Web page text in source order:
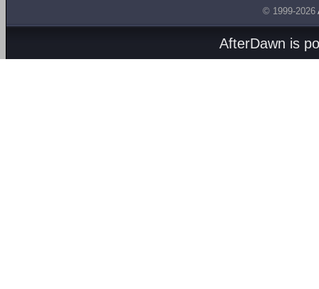
© 1999-2026
AfterDawn is